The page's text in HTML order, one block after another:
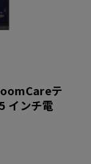
テ
インチ電